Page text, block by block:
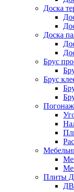
Доска
Доска
Брус
Брус
Погонаж
Плиты